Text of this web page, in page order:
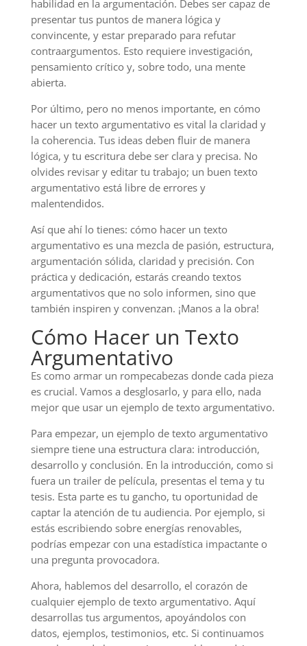
habilidad en la argumentación. Debes ser capaz de
presentar tus puntos de manera lógica y
convincente, y estar preparado para refutar
contraargumentos. Esto requiere investigación,
pensamiento crítico y, sobre todo, una mente
abierta.
Por último, pero no menos importante, en cómo
hacer un texto argumentativo es vital la claridad y
la coherencia. Tus ideas deben fluir de manera
lógica, y tu escritura debe ser clara y precisa. No
olvides revisar y editar tu trabajo; un buen texto
argumentativo está libre de errores y
malentendidos.
Así que ahí lo tienes: cómo hacer un texto
argumentativo es una mezcla de pasión, estructura,
argumentación sólida, claridad y precisión. Con
práctica y dedicación, estarás creando textos
argumentativos que no solo informen, sino que
también inspiren y convenzan. ¡Manos a la obra!
Cómo Hacer un Texto
Argumentativo
Es como armar un rompecabezas donde cada pieza
es crucial. Vamos a desglosarlo, y para ello, nada
mejor que usar un ejemplo de texto argumentativo.
Para empezar, un ejemplo de texto argumentativo
siempre tiene una estructura clara: introducción,
desarrollo y conclusión. En la introducción, como si
fuera un trailer de película, presentas el tema y tu
tesis. Esta parte es tu gancho, tu oportunidad de
captar la atención de tu audiencia. Por ejemplo, si
estás escribiendo sobre energías renovables,
podrías empezar con una estadística impactante o
una pregunta provocadora.
Ahora, hablemos del desarrollo, el corazón de
cualquier ejemplo de texto argumentativo. Aquí
desarrollas tus argumentos, apoyándolos con
datos, ejemplos, testimonios, etc. Si continuamos